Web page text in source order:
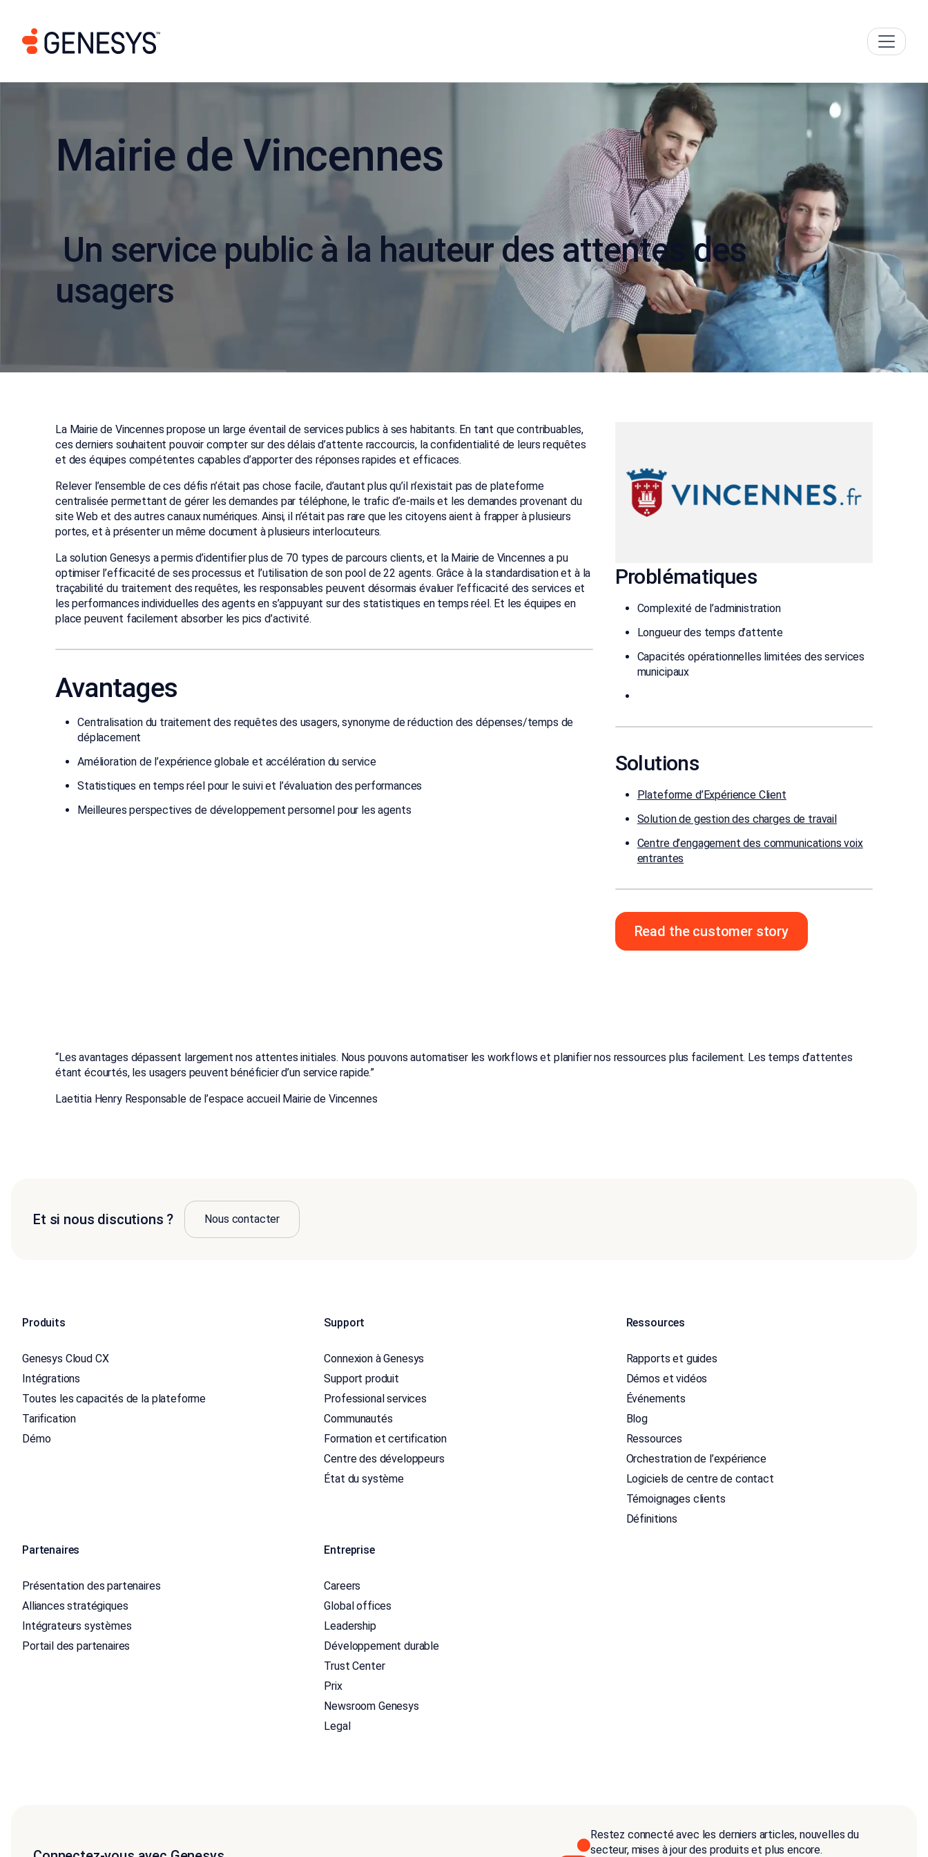
Mairie de Vincennes
Un service public à la hauteur des attentes des
usagers
La Mairie de Vincennes propose un large éventail de services publics à ses habitants. En tant que contribuables,
ces derniers souhaitent pouvoir compter sur des délais d’attente raccourcis, la confidentialité de leurs requêtes
et des équipes compétentes capables d’apporter des réponses rapides et efficaces.
Relever l’ensemble de ces défis n’était pas chose facile, d’autant plus qu’il n’existait pas de plateforme
centralisée permettant de gérer les demandes par téléphone, le trafic d’e-mails et les demandes provenant du
site Web et des autres canaux numériques. Ainsi, il n’était pas rare que les citoyens aient à frapper à plusieurs
portes, et à présenter un même document à plusieurs interlocuteurs.
La solution Genesys a permis d’identifier plus de 70 types de parcours clients, et la Mairie de Vincennes a pu
optimiser l’efficacité de ses processus et l’utilisation de son pool de 22 agents. Grâce à la standardisation et à la
traçabilité du traitement des requêtes, les responsables peuvent désormais évaluer l’efficacité des services et
les performances individuelles des agents en s’appuyant sur des statistiques en temps réel. Et les équipes en
place peuvent facilement absorber les pics d’activité.
Avantages
Centralisation du traitement des requêtes des usagers, synonyme de réduction des dépenses/temps de
déplacement
Amélioration de l’expérience globale et accélération du service
Statistiques en temps réel pour le suivi et l’évaluation des performances
Meilleures perspectives de développement personnel pour les agents
Problématiques
Complexité de l’administration
Longueur des temps d’attente
Capacités opérationnelles limitées des services
municipaux
Solutions
Plateforme d’Expérience Client
Solution de gestion des charges de travail
Centre d’engagement des communications voix
entrantes
Read the customer story
“Les avantages dépassent largement nos attentes initiales. Nous pouvons automatiser les workflows et planifier nos ressources plus facilement. Les temps d’attentes
étant écourtés, les usagers peuvent bénéficier d’un service rapide.”
Laetitia Henry Responsable de l’espace accueil Mairie de Vincennes
Et si nous discutions ? Nous contacter
Produits
Genesys Cloud CX
Intégrations
Toutes les capacités de la plateforme
Tarification
Démo
Support
Connexion à Genesys
Support produit
Professional services
Communautés
Formation et certification
Centre des développeurs
État du système
Ressources
Rapports et guides
Démos et vidéos
Événements
Blog
Ressources
Orchestration de l’expérience
Logiciels de centre de contact
Témoignages clients
Définitions
Partenaires
Présentation des partenaires
Alliances stratégiques
Intégrateurs systèmes
Portail des partenaires
Entreprise
Careers
Global offices
Leadership
Développement durable
Trust Center
Prix
Newsroom Genesys
Legal
Restez connecté avec les derniers articles, nouvelles du
secteur, mises à jour des produits et plus encore.